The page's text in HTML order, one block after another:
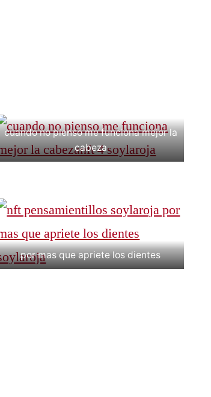
cuando no pienso me funciona mejor la
cabeza
por mas que apriete los dientes